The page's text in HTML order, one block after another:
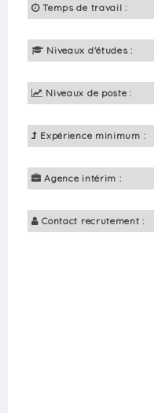
Temps de travail :
Niveaux d'études :
Niveaux de poste :
Expérience minimum :
Agence intérim :
Contact recrutement :